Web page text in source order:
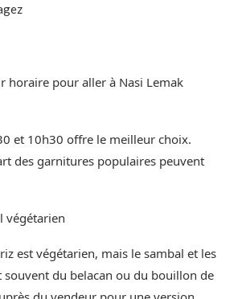
horaire pour aller à Nasi Lemak
et 10h30 offre le meilleur choix.
des garnitures populaires peuvent
végétarien
est végétarien, mais le sambal et les
du belacan ou du bouillon de